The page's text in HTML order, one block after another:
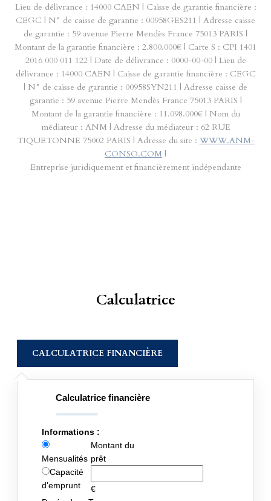
Lieu de délivrance : 14000 CAEN | Caisse de garantie financière :
CEGC | N° de caisse de garantie : 00958GES211 | Adresse caisse
de garantie : 59 avenue Pierre Mendès France 75013 PARIS |
Montant de la garantie financière : 2.800.000€ | Carte S : CPI 1401
2016 000 011 122 | Date de délivrance : 0000-00-00 | Lieu de
délivrance : 14000 CAEN | Caisse de garantie financière : CEGC
| N° de caisse de garantie : 00958SYN211 | Adresse caisse de
garantie : 59 avenue Pierre Mendès France 75013 PARIS |
Montant de la garantie financière : 11.098.000€ | Nom du
médiateur : ANM | Adresse du médiateur : 62 RUE
TIQUETONNE 75002 PARIS | Adresse du site : WWW.ANM-
CONSO.COM |
Entreprise juridiquement et financièrement indépendante
Calculatrice
CALCULATRICE FINANCIÈRE